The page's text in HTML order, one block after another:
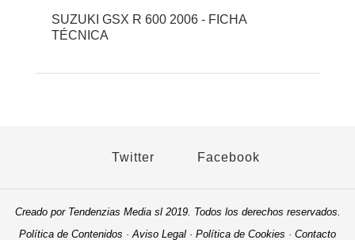
SUZUKI GSX R 600 2006 - FICHA
TÉCNICA
Twitter Facebook
Creado por Tendenzias Media sl 2019. Todos los derechos reservados.
Política de Contenidos ·Aviso Legal · Política de Cookies · Contacto